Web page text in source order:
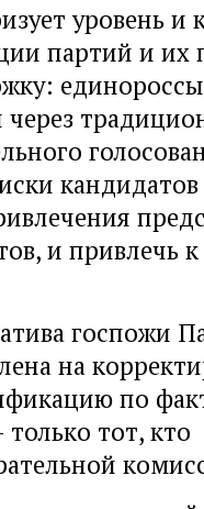
уровень и
партий и их
через
кандидатов
и привлечь
госпожи
на
по
тот, кто